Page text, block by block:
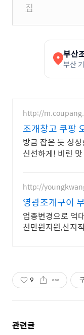
집
부산
부산
http://
조개창고 쿠팡
방금 잡은 듯 싱
신선하게! 비린
http://
영광조개구이
업종변경으로 억
천만원지원,산지
9
관련글